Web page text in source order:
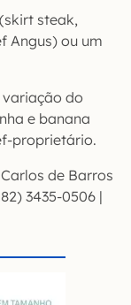
steak,
Angus) ou um
do
e banana
proprietário.
de Barros
3435-0506 |